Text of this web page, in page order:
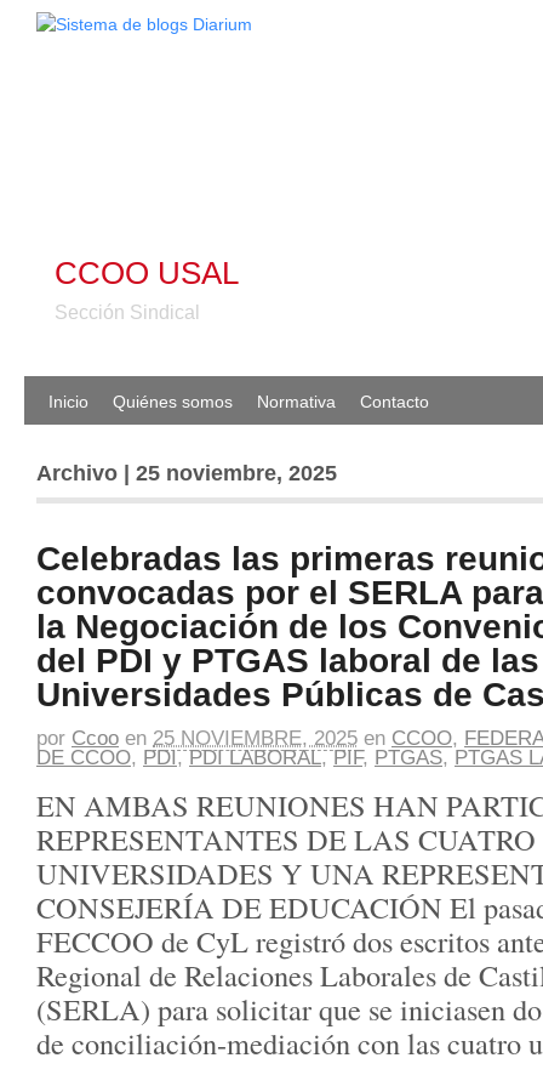
CCOO USAL
Sección Sindical
Inicio Quiénes somos Normativa Contacto
Archivo | 25 noviembre, 2025
Celebradas las primeras
convocadas por el SERLA
la Negociación de los
del PDI y PTGAS laboral de las
Universidades Públicas de
por Ccoo en 25 NOVIEMBRE, 2025 en CCOO,
DE CCOO, PDI,PDI LABORAL,PIF, PTGAS, PTGAS
EN AMBAS REUNIONES HAN
REPRESENTANTES DE LAS CUATRO
UNIVERSIDADES Y UNA
CONSEJERÍA DE EDUCACIÓN El
FECCOO de CyL registró dos escritos
Regional de Relaciones Laborales de
(SERLA) para solicitar que se iniciasen
de conciliación-mediación con las cuatro